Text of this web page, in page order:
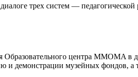
трех систем —
центра MMOMA в
демонстрации музейных фондов, а